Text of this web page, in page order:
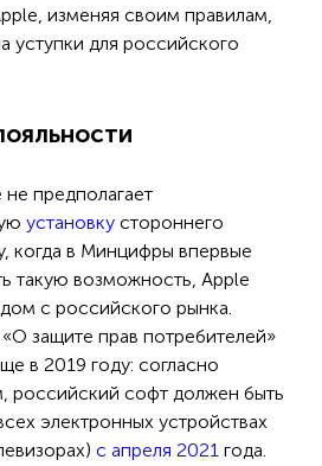
изменяя своим правилам,
уступки для российского
предполагает
установку стороннего
когда в Минцифры впервые
такую возможность, Apple
с российского рынка.
защите прав потребителей»
в 2019 году: согласно
российский софт должен быть
электронных устройствах
с апреля 2021 года.